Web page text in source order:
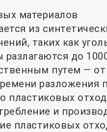
материалов
из
таких как
до
путем — от
разложения
пластиковых
и
пластиковых